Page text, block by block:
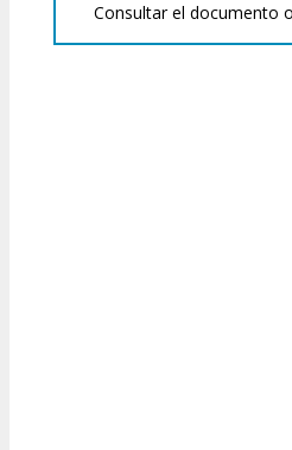
Consultar el documento